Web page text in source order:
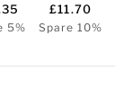
5%
£11.70
Spare 10%